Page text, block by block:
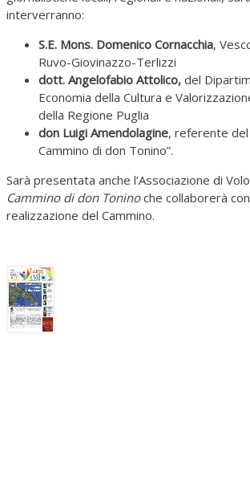
interverranno:
S.E. Mons. Domenico Cornacchia,
Ruvo-Giovinazzo-Terlizzi
dott. Angelofabio Attolico, del
Economia della Cultura e
della Regione Puglia
don Luigi Amendolagine, referente
Cammino di don Tonino”.
Sarà presentata anche l’Associazione di
Cammino di don Toninoche collaborerà
realizzazione del Cammino.